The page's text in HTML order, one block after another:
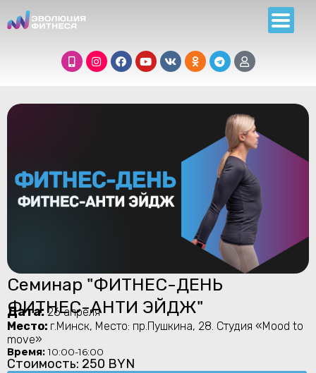
Семинар "ФИТНЕС-ДЕНЬ
ФИТНЕС-АНТИ ЭЙДЖ"
Дата: 26 апреля
Место: г.Минск, Место: пр.Пушкина, 28. Студия «Mood to
move»
Время:10:00-16:00
Стоимость: 250 BYN